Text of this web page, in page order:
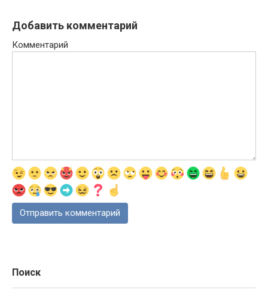
Добавить комментарий
Комментарий
Поиск